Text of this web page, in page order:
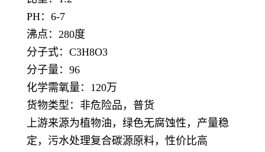
PH：6-7
沸点：280度
分子式：C3H8O3
分子量：96
化学需氧量：120万
货物类型：非危险品，普货
上游来源为植物油，绿色无腐蚀性，产量稳
定， 污水处理复合碳源原料，性价比高